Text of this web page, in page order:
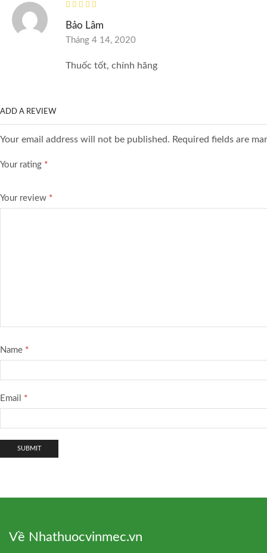
Bảo Lâm
Tháng 4 14, 2020
Thuốc tốt, chính hãng
ADD A REVIEW
Your email address will not be published. Required fields are
Your rating *
Your review *
Name *
Email *
Về Nhathuocvinmec.vn